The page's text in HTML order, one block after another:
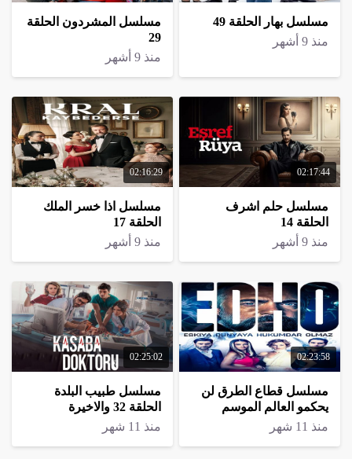
مسلسل بهار الحلقة 49
منذ 9 أشهر
مسلسل المشردون الحلقة
29
منذ 9 أشهر
02:17:44
مسلسل حلم اشرف
الحلقة 14
منذ 9 أشهر
02:16:29
مسلسل اذا خسر الملك
الحلقة 17
منذ 9 أشهر
02:23:58
مسلسل قطاع الطرق لن
يحكمو العالم الموسم
منذ 11 شهر
02:25:02
مسلسل طبيب البلدة
الحلقة 32 والاخيرة
منذ 11 شهر